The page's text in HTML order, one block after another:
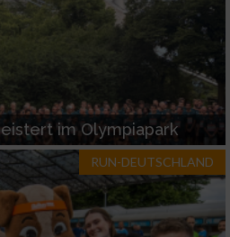
im Olympiapark
RUN-DEUTSCHLAND